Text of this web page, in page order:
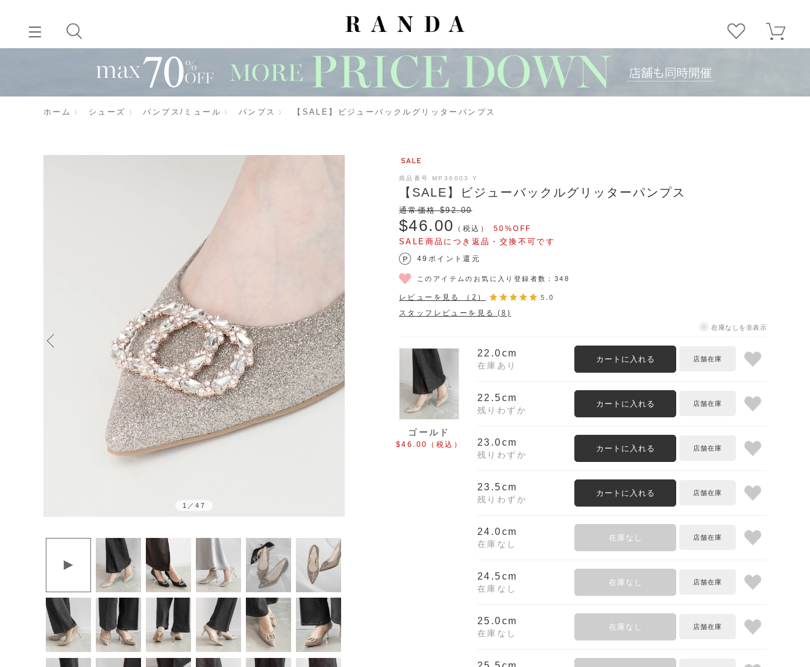
ホーム シューズ パンプス/ミュール パンプス 【SALE】ビジューバックルグリッターパンプス
1 ／47
商品番号 MP36003 Y
【SALE】ビジューバックルグリッターパンプス
通常価格 $‌92.00
$‌46.00 （税込） 50%OFF
SALE商品につき返品・交換不可です
49ポイント還元
このアイテムのお気に入り登録者数： 348
レビューを見る （2） 5.0
スタッフレビューを見る (8)
在庫なしを非表示
ゴールド
$‌46.00 （税込）
22.0cm
在庫あり
カートに入れる
22.5cm
残りわずか
カートに入れる
23.0cm
残りわずか
カートに入れる
23.5cm
残りわずか
カートに入れる
24.0cm
在庫なし
在庫なし
24.5cm
在庫なし
在庫なし
25.0cm
在庫なし
在庫なし